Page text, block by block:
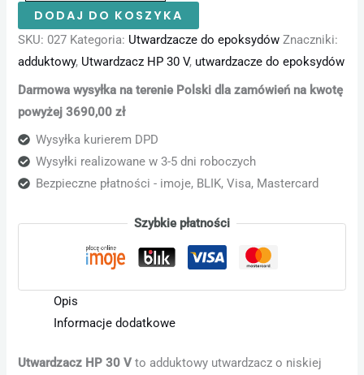
DODAJ DO KOSZYKA
SKU: 027 Kategoria: Utwardzacze do epoksydów Znaczniki:
adduktowy, Utwardzacz HP 30 V, utwardzacze do epoksydów
Darmowa wysyłka na terenie Polski dla zamówień na kwotę
powyżej 3690,00 zł
Wysyłka kurierem DPD
Wysyłki realizowane w 3-5 dni roboczych
Bezpieczne płatności - imoje, BLIK, Visa, Mastercard
Szybkie płatności
Opis
Informacje dodatkowe
Utwardzacz HP 30 Vto adduktowy utwardzacz o niskiej